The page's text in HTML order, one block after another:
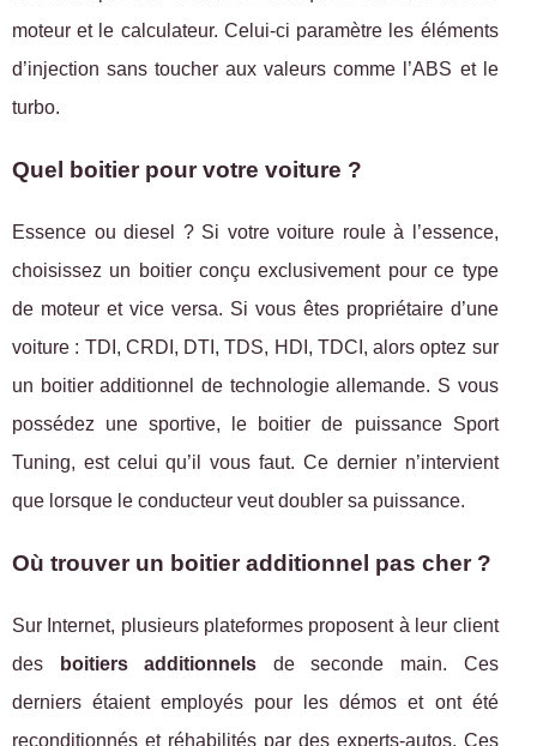
moteur et le calculateur. Celui-ci paramètre les éléments
d’injection sans toucher aux valeurs comme l’ABS et le
turbo.
Quel boitier pour votre voiture ?
Essence ou diesel ? Si votre voiture roule à l’essence,
choisissez un boitier conçu exclusivement pour ce type
de moteur et vice versa. Si vous êtes propriétaire d’une
voiture : TDI, CRDI, DTI, TDS, HDI, TDCI, alors optez sur
un boitier additionnel de technologie allemande. S vous
possédez une sportive, le boitier de puissance Sport
Tuning, est celui qu’il vous faut. Ce dernier n’intervient
que lorsque le conducteur veut doubler sa puissance.
Où trouver un boitier additionnel pas cher ?
Sur Internet, plusieurs plateformes proposent à leur client
des boitiers additionnels de seconde main. Ces
derniers étaient employés pour les démos et ont été
reconditionnés et réhabilités par des experts-autos. Ces